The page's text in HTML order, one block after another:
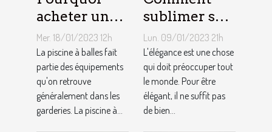
acheter une
piscine à
balles à son
bébé ?
Mer. 18/01/2023 12h
La piscine à balles fait
partie des équipements
qu'on retrouve
généralement dans les
garderies. La piscine à...
sublimer ses
ongles ?
Lun. 09/01/2023 21h
L'élégance est une chose
qui doit préoccuper tout
le monde. Pour être
élégant, il ne suffit pas
de bien...